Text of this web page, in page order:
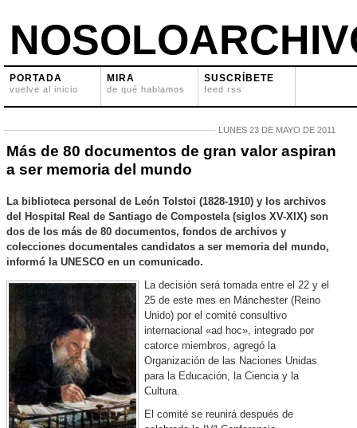
PORTADA
vuelve al inicio
MIRA
de qué hablamos
SUSCRÍBETE
feed rss
LUNES 23 DE MAYO DE 2011
Más de 80 documentos de gran valor aspiran
a ser memoria del mundo
La biblioteca personal de León Tolstoi (1828-1910) y los archivos
del Hospital Real de Santiago de Compostela (siglos XV-XIX) son
dos de los más de 80 documentos, fondos de archivos y
colecciones documentales candidatos a ser memoria del mundo,
informó la UNESCO en un comunicado.
La decisión será tomada entre el 22 y el
25 de este mes en Mánchester (Reino
Unido) por el comité consultivo
internacional «ad hoc», integrado por
catorce miembros, agregó la
Organización de las Naciones Unidas
para la Educación, la Ciencia y la
Cultura.
El comité se reunirá después de